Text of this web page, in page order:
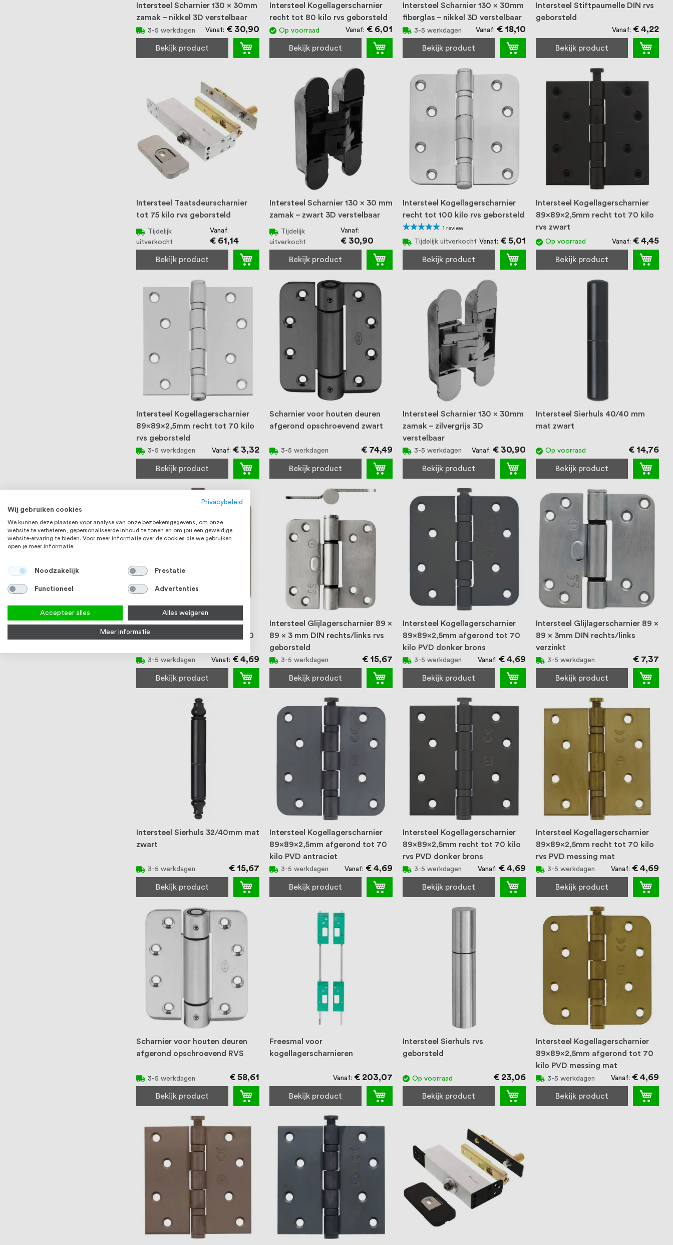
Intersteel Scharnier 130 x 30mm
zamak – nikkel 3D verstelbaar
3-5 werkdagen Vanaf € 30,90
Bekijk product
Intersteel Kogellagerscharnier
recht tot 80 kilo rvs geborsteld
Op voorraad Vanaf € 6,01
Bekijk product
Intersteel Scharnier 130 x 30mm
fiberglas – nikkel 3D verstelbaar
3-5 werkdagen Vanaf € 18,10
Bekijk product
Intersteel Stiftpaumelle DIN rvs
geborsteld
Vanaf € 4,22
Bekijk product
Intersteel Taatsdeurscharnier
tot 75 kilo rvs geborsteld
Tijdelijk
uitverkocht
Vanaf
€ 61,14
Bekijk product
Intersteel Scharnier 130 x 30 mm
zamak – zwart 3D verstelbaar
Tijdelijk
uitverkocht
Vanaf
€ 30,90
Bekijk product
Intersteel Kogellagerscharnier
recht tot 100 kilo rvs geborsteld
Waardering:
100%
1review
Tijdelijk uitverkocht Vanaf € 5,01
Bekijk product
Intersteel Kogellagerscharnier
89x89x2,5mm recht tot 70 kilo
rvs zwart
Op voorraad Vanaf € 4,45
Bekijk product
Intersteel Kogellagerscharnier
89x89x2,5mm recht tot 70 kilo
rvs geborsteld
3-5 werkdagen Vanaf € 3,32
Bekijk product
Scharnier voor houten deuren
afgerond opschroevend zwart
3-5 werkdagen € 74,49
Bekijk product
Intersteel Scharnier 130 x 30mm
zamak – zilvergrijs 3D
verstelbaar
3-5 werkdagen Vanaf € 30,90
Bekijk product
Intersteel Sierhuls 40/40 mm
mat zwart
Op voorraad € 14,76
Bekijk product
Intersteel Kogellagerscharnier
89x89x2,5mm afgerond tot 70
3-5 werkdagen Vanaf € 4,69
Bekijk product
Intersteel Glijlagerscharnier 89 x
89 x 3 mm DIN rechts/links rvs
geborsteld
3-5 werkdagen € 15,67
Bekijk product
Intersteel Kogellagerscharnier
89x89x2,5mm afgerond tot 70
kilo PVD donker brons
3-5 werkdagen Vanaf € 4,69
Bekijk product
Intersteel Glijlagerscharnier 89 x
89 x 3mm DIN rechts/links
verzinkt
3-5 werkdagen € 7,37
Bekijk product
Intersteel Sierhuls 32/40mm mat
zwart
3-5 werkdagen € 15,67
Bekijk product
Intersteel Kogellagerscharnier
89x89x2,5mm afgerond tot 70
kilo PVD antraciet
3-5 werkdagen Vanaf € 4,69
Bekijk product
Intersteel Kogellagerscharnier
89x89x2,5mm recht tot 70 kilo
rvs PVD donker brons
3-5 werkdagen Vanaf € 4,69
Bekijk product
Intersteel Kogellagerscharnier
89x89x2,5mm recht tot 70 kilo
rvs PVD messing mat
3-5 werkdagen Vanaf € 4,69
Bekijk product
Scharnier voor houten deuren
afgerond opschroevend RVS
3-5 werkdagen € 58,61
Bekijk product
Freesmal voor
kogellagerscharnieren
Vanaf € 203,07
Bekijk product
Intersteel Sierhuls rvs
geborsteld
Op voorraad € 23,06
Bekijk product
Intersteel Kogellagerscharnier
89x89x2,5mm afgerond tot 70
kilo PVD messing mat
3-5 werkdagen Vanaf € 4,69
Bekijk product
Privacybeleid
Wij gebruiken cookies
We kunnen deze plaatsen voor analyse van onze bezoekersgegevens, om onze
website te verbeteren, gepersonaliseerde inhoud te tonen en om jou een geweldige
website-ervaring te bieden. Voor meer informatie over de cookies die we gebruiken
open je meer informatie.
Noodzakelijk Prestatie
Functioneel Advertenties
Accepteer alles Alles weigeren
Meer informatie